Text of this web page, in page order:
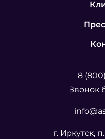
8
Звонок
г. Иркутск,